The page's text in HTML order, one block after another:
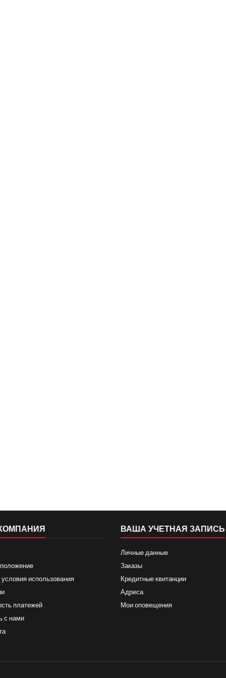
использования
платежей
с нами
ВАША УЧЕТНАЯ ЗАПИСЬ
Личные данные
Заказы
Кредитные квитанции
Адреса
Мои оповещения